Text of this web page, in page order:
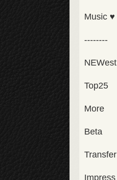
Music ♥
--------
NEWest
Top25
More
Beta
Transfer
Impress